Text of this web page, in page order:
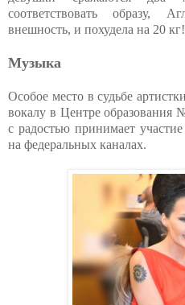
соответствовать образу,
внешность, и похудела на 20 кг!
Музыка
Особое место в судьбе
вокалу в Центре
с радостью принимает
на федеральных каналах.